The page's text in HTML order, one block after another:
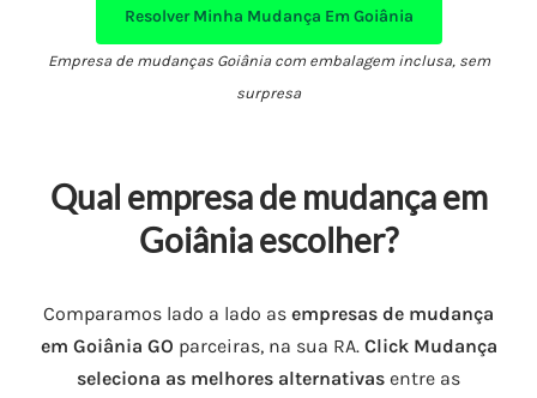
Resolver Minha Mudança Em Goiânia
Empresa de mudanças Goiânia com embalagem inclusa, sem
surpresa
Qual empresa de mudança em
Goiânia escolher?
Comparamos lado a lado as empresas de mudança
em Goiânia GO parceiras, na sua RA. Click Mudança
seleciona as melhores alternativas entre as